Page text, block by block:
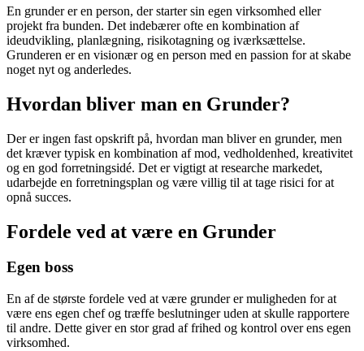
En grunder er en person, der starter sin egen virksomhed eller
projekt fra bunden. Det indebærer ofte en kombination af
ideudvikling, planlægning, risikotagning og iværksættelse.
Grunderen er en visionær og en person med en passion for at skabe
noget nyt og anderledes.
Hvordan bliver man en Grunder?
Der er ingen fast opskrift på, hvordan man bliver en grunder, men
det kræver typisk en kombination af mod, vedholdenhed, kreativitet
og en god forretningsidé. Det er vigtigt at researche markedet,
udarbejde en forretningsplan og være villig til at tage risici for at
opnå succes.
Fordele ved at være en Grunder
Egen boss
En af de største fordele ved at være grunder er muligheden for at
være ens egen chef og træffe beslutninger uden at skulle rapportere
til andre. Dette giver en stor grad af frihed og kontrol over ens egen
virksomhed.